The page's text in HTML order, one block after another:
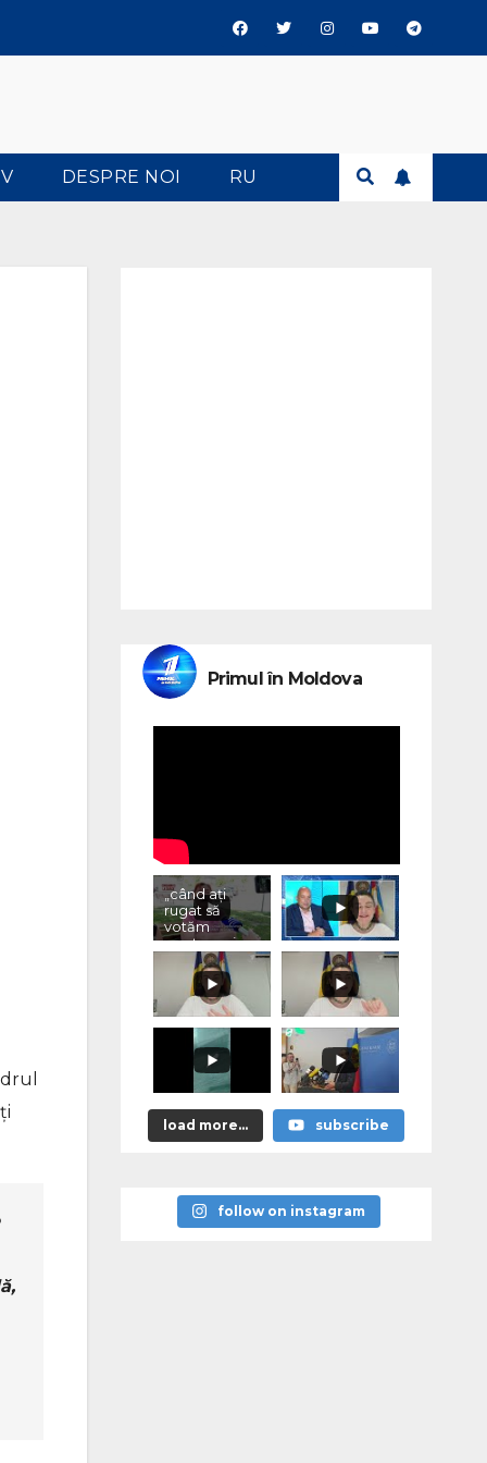
DESPRE NOI RU
Primul în Moldova
„când ați
rugat să
votăm
pentru voi,
ce ați
promis?"
load more... subscribe
follow on instagram